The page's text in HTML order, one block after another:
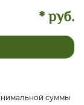
* руб.
суммы